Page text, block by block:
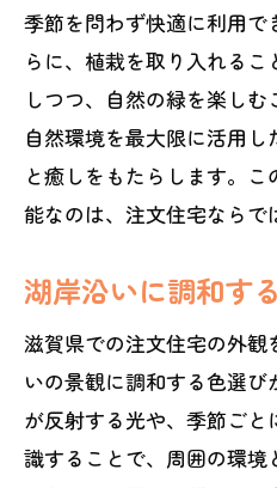
季節を問わず快適に利用で
らに、植栽を取り入れる
しつつ、自然の緑を楽し
自然環境を最大限に活用
と癒しをもたらします。
能なのは、注文住宅ならで
湖岸沿いに調和す
滋賀県での注文住宅の外
いの景観に調和する色選
が反射する光や、季節ご
識することで、周囲の環